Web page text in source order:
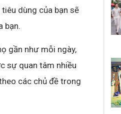
dùng của bạn sẽ
bạn.
gần như mỗi ngày,
sự quan tâm nhiều
các chủ đề trong